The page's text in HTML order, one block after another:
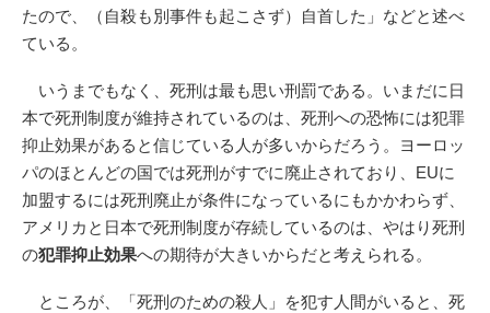
たので、（自殺も別事件も起こさず）自首した」などと述べ
ている。
いうまでもなく、死刑は最も思い刑罰である。いまだに日
本で死刑制度が維持されているのは、死刑への恐怖には犯罪
抑止効果があると信じている人が多いからだろう。ヨーロッ
パのほとんどの国では死刑がすでに廃止されており、EUに
加盟するには死刑廃止が条件になっているにもかかわらず、
アメリカと日本で死刑制度が存続しているのは、やはり死刑
の犯罪抑止効果への期待が大きいからだと考えられる。
ところが、「死刑のための殺人」を犯す人間がいると、死